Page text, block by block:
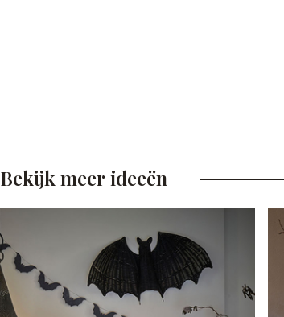
Bekijk meer ideeën